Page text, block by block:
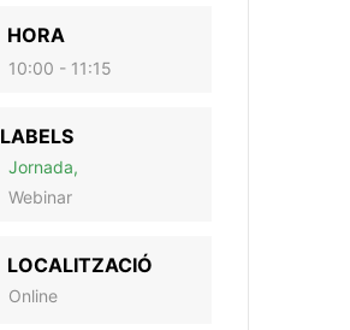
HORA
10:00 - 11:15
LABELS
Jornada,
Webinar
LOCALITZACIÓ
Online